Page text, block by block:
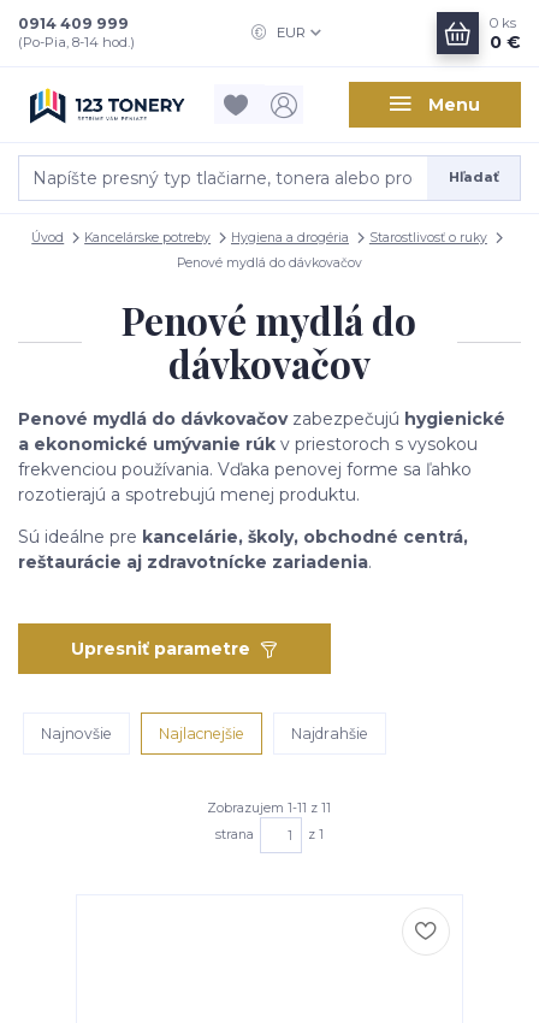
Menu
EUR
Hľadať
0914 409 999
(Po-Pia, 8-14 hod.)
0 ks
0 €
Úvod Kancelárske potreby Hygiena a drogéria
Starostlivosť o ruky
Penové mydlá do dávkovačov
Penové mydlá do
dávkovačov
Penové mydlá do dávkovačovzabezpečujú hygienické
a ekonomické umývanie rúk v priestoroch s vysokou
frekvenciou používania. Vďaka penovej forme sa ľahko
rozotierajú a spotrebujú menej produktu.
Sú ideálne pre kancelárie, školy, obchodné centrá,
reštaurácie aj zdravotnícke zariadenia.
Upresniť parametre
Najnovšie Najlacnejšie Najdrahšie
Zobrazujem 1-11 z 11
strana
z 1